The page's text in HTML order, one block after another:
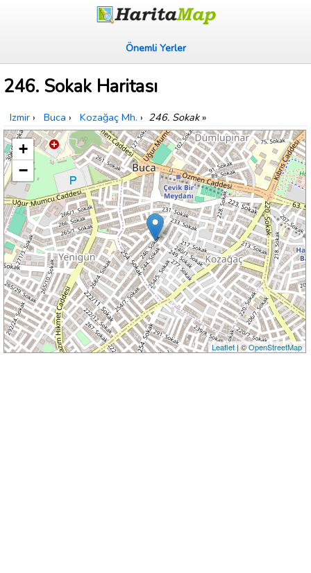
Önemli Yerler
246. Sokak Haritası
Izmir › Buca › Kozağaç Mh. › 246. Sokak»
+
−
Leaflet| ©OpenStreetMap